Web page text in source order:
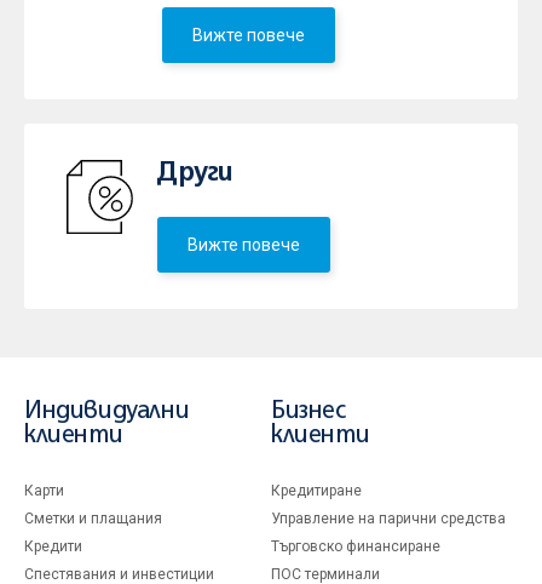
Вижте повече
Други
Вижте повече
Индивидуални
клиенти
Карти
Сметки и плащания
Кредити
Спестявания и инвестиции
Бизнес
клиенти
Кредитиране
Управление на парични средства
Търговско финансиране
ПОС терминали